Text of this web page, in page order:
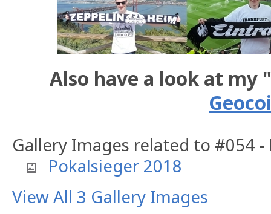
Also have a look at my "
Gallery Images related to #054
Pokalsieger 2018
View All 3 Gallery Images